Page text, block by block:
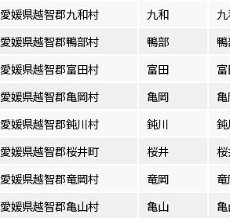
愛媛県越智郡九和村 九和
愛媛県越智郡鴨部村 鴨部
愛媛県越智郡富田村 富田
愛媛県越智郡亀岡村 亀岡
愛媛県越智郡鈍川村 鈍川
愛媛県越智郡桜井町 桜井
愛媛県越智郡竜岡村 竜岡
愛媛県越智郡亀山村 亀山